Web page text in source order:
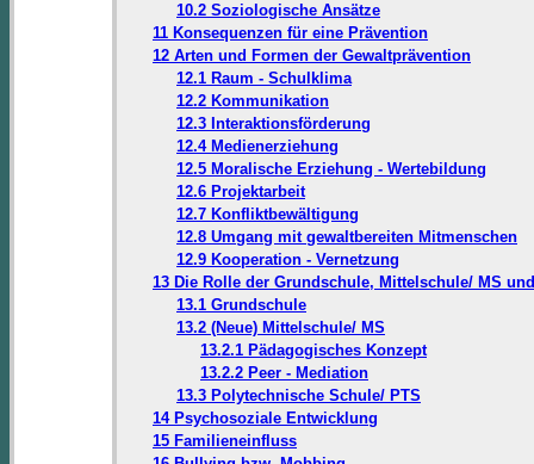
10.2 Soziologische Ansätze
11 Konsequenzen für eine Prävention
12 Arten und Formen der Gewaltprävention
12.1 Raum - Schulklima
12.2 Kommunikation
12.3 Interaktionsförderung
12.4 Medienerziehung
12.5 Moralische Erziehung - Wertebildung
12.6 Projektarbeit
12.7 Konfliktbewältigung
12.8 Umgang mit gewaltbereiten Mitmenschen
12.9 Kooperation - Vernetzung
13 Die Rolle der Grundschule, Mittelschule/ MS
13.1 Grundschule
13.2 (Neue) Mittelschule/ MS
13.2.1 Pädagogisches Konzept
13.2.2 Peer - Mediation
13.3 Polytechnische Schule/ PTS
14 Psychosoziale Entwicklung
15 Familieneinfluss